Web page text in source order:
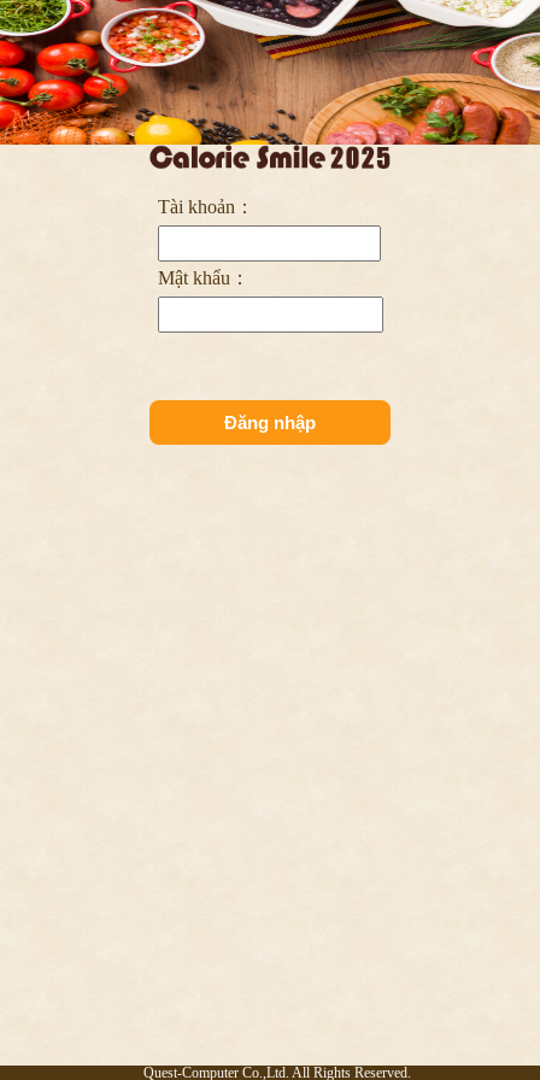
Tài khoản：
Mật khẩu：
Quest-Computer Co.,Ltd. All Rights Reserved.